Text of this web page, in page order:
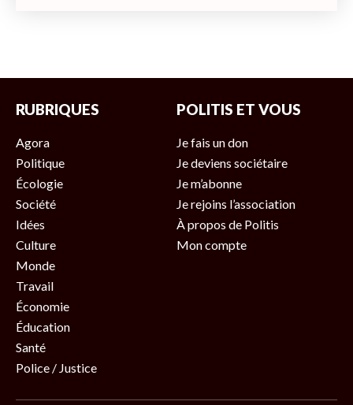
RUBRIQUES
Agora
Politique
Écologie
Société
Idées
Culture
Monde
Travail
Économie
Éducation
Santé
Police / Justice
POLITIS ET VOUS
Je fais un don
Je deviens sociétaire
Je m’abonne
Je rejoins l’association
À propos de Politis
Mon compte